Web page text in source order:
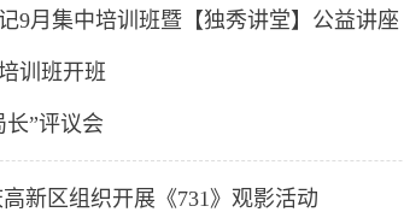
9月集中培训班暨【独秀讲堂】公益讲座
训班开班
长”评议会
新区组织开展《731》观影活动